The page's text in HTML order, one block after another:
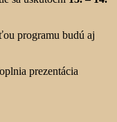
programu budú aj
prezentácia